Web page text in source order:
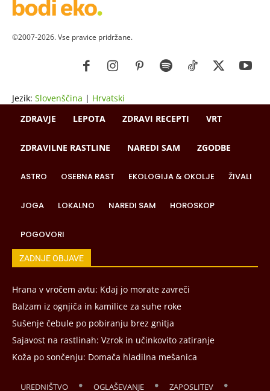
©2007-2026. Vse pravice pridržane.
Jezik: Slovenščina | Hrvatski
ZDRAVJE
LEPOTA ZDRAVI RECEPTI VRT
ZDRAVILNE RASTLINE NAREDI SAM ZGODBE
ASTRO OSEBNA RAST EKOLOGIJA & OKOLJE ŽIVALI
JOGA LOKALNO NAREDI SAM HOROSKOP
POGOVORI
ZADNJE OBJAVE
Hrana v vročem avtu: Kdaj jo morate zavreči
Balzam iz ognjiča in kamilice za suhe roke
Sušenje čebule po pobiranju brez gnitja
Sajavost na rastlinah: Vzrok in učinkovito zatiranje
Koža po sončenju: Domača hladilna mešanica
UREDNIŠTVO OGLAŠEVANJE ZAPOSLITEV